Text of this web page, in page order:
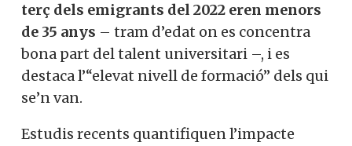
terç dels emigrants del 2022 eren menors
de 35 anys – tram d’edat on es concentra
bona part del talent universitari –, i es
destaca l’“elevat nivell de formació” dels qui
se’n van.
Estudis recents quantifiquen l’impacte